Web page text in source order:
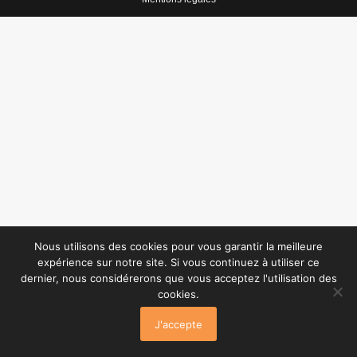
Nous utilisons des cookies pour vous garantir la meilleure
expérience sur notre site. Si vous continuez à utiliser ce
dernier, nous considérerons que vous acceptez l'utilisation des
cookies.
J'accepte